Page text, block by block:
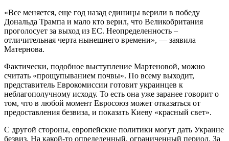
«Все меняется, еще год назад единицы верили в победу
Дональда Трампа и мало кто верил, что Великобритания
проголосует за выход из ЕС. Неопределенность –
отличительная черта нынешнего времени», — заявила
Матернова.
Фактически, подобное выступление Мартеновой, можно
считать «прощупыванием почвы». По всему выходит,
представитель Еврокомиссии готовит украинцев к
неблагополучному исходу. То есть она уже заранее говорит о
том, что в любой момент Евросоюз может отказаться от
предоставления безвиза, и показать Киеву «красный свет».
С другой стороны, европейские политики могут дать Украине
безвиз. На какой-то определенный, ограниченный период. За